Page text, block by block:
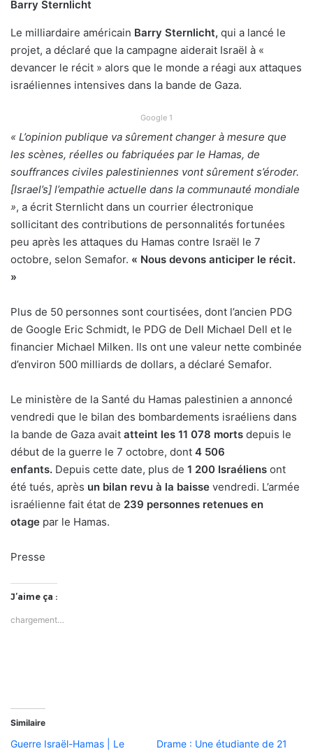
Barry Sternlicht
Le milliardaire américain Barry Sternlicht, qui a lancé le
projet, a déclaré que la campagne aiderait Israël à «
devancer le récit » alors que le monde a réagi aux attaques
israéliennes intensives dans la bande de Gaza.
Google 1
« L’opinion publique va sûrement changer à mesure que
les scènes, réelles ou fabriquées par le Hamas, de
souffrances civiles palestiniennes vont sûrement s’éroder.
[Israel’s] l’empathie actuelle dans la communauté mondiale
», a écrit Sternlicht dans un courrier électronique
sollicitant des contributions de personnalités fortunées
peu après les attaques du Hamas contre Israël le 7
octobre, selon Semafor. « Nous devons anticiper le récit.
»
Plus de 50 personnes sont courtisées, dont l’ancien PDG
de Google Eric Schmidt, le PDG de Dell Michael Dell et le
financier Michael Milken. Ils ont une valeur nette combinée
d’environ 500 milliards de dollars, a déclaré Semafor.
Le ministère de la Santé du Hamas palestinien a annoncé
vendredi que le bilan des bombardements israéliens dans
la bande de Gaza avait atteint les 11 078 morts depuis le
début de la guerre le 7 octobre, dont 4 506
enfants. Depuis cette date, plus de 1 200 Israéliens ont
été tués, après un bilan revu à la baisse vendredi. L’armée
israélienne fait état de 239 personnes retenues en
otage par le Hamas.
Presse
J’aime ça :
chargement…
Similaire
Guerre Israël-Hamas | Le
Drame : Une étudiante de 21